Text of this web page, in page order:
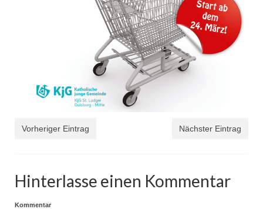
Vorheriger Eintrag Nächster Eintrag
Hinterlasse einen Kommentar
Kommentar